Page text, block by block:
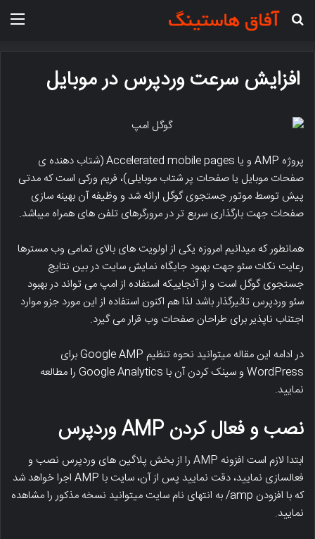
جستجو برای
افزایش سرعت وردپرس در موبایل
پروژه AMP و یا Accelerated mobile pages (شتاب دهنده ی
صفحات موبایل یا صفحات پر شتاب موبایلی)، فریم ورکی است که مدتی
پیش توسط موتور جستجوی گوگل ارائه شد و وظیفه آن بهینه سازی
صفحات جهت بارگذاری سریع تر در مرورگرهای تلفن های همراه میباشد.
همانطور که میدانیم امروزه یکی از اولویت های بالای تمامی وب مسترها
رعایت نکات سئو جهت بهبود جایگاه نمایش سایت در بین نتایج
جستجوی گوگل است و از آنجاییکه استفاده از امپ می تواند در بهبود
سئو وردپرس تاثیرگذار باشد لذا هم اکنون استفاده از این مورد جزو موارد
اجتناب ناپذیر برای طراحان صفحات وب قرار می گیرد.
در ادامه این مقاله میتوانید نحوه تنظیم Google AMP برای
WordPress و سینک کردن آن با Google Analytics را مطالعه
نمایید.
نصب و فعال کردن AMPوردپرس
ابتدا لازم است افزونه AMP را از بخش پلاگین های وردپرس نصب و
فعالسازی نمایید، دقت نمایید پس از آن، سایت با AMP اجرا خواهد شد
که با افزودن amp/ به انتهای نام سایت میتوانید نسخه مذکور را مشاهده
نمایید.